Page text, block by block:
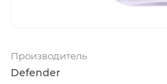
Производитель
Defender